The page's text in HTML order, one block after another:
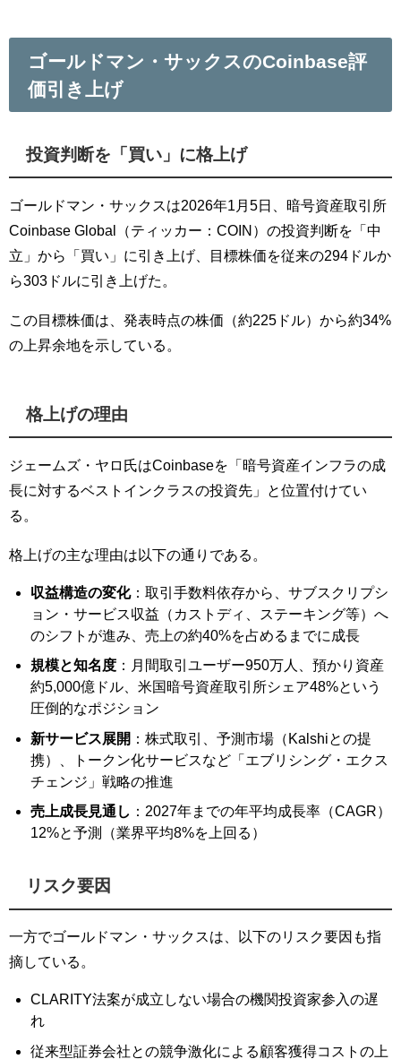
ゴールドマン・サックスのCoinbase評
価引き上げ
投資判断を「買い」に格上げ
ゴールドマン・サックスは2026年1月5日、暗号資産取引所
Coinbase Global（ティッカー：COIN）の投資判断を「中
立」から「買い」に引き上げ、目標株価を従来の294ドルか
ら303ドルに引き上げた。
この目標株価は、発表時点の株価（約225ドル）から約34%
の上昇余地を示している。
格上げの理由
ジェームズ・ヤロ氏はCoinbaseを「暗号資産インフラの成
長に対するベストインクラスの投資先」と位置付けてい
る。
格上げの主な理由は以下の通りである。
収益構造の変化：取引手数料依存から、サブスクリプシ
ョン・サービス収益（カストディ、ステーキング等）へ
のシフトが進み、売上の約40%を占めるまでに成長
規模と知名度 ：月間取引ユーザー950万人、預かり資産
約5,000億ドル、米国暗号資産取引所シェア48%という
圧倒的なポジション
新サービス展開 ：株式取引、予測市場（Kalshiとの提
携）、トークン化サービスなど「エブリシング・エクス
チェンジ」戦略の推進
売上成長見通し ：2027年までの年平均成長率（CAGR）
12%と予測（業界平均8%を上回る）
リスク要因
一方でゴールドマン・サックスは、以下のリスク要因も指
摘している。
CLARITY法案が成立しない場合の機関投資家参入の遅
れ
従来型証券会社との競争激化による顧客獲得コストの上